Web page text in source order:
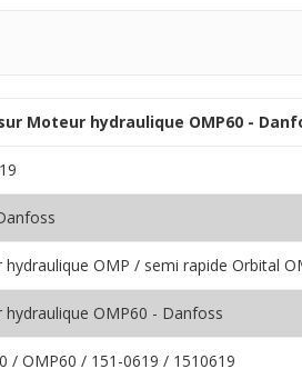
Moteur hydraulique OMP60 -
hydraulique OMP / semi rapide Orbital
hydraulique OMP60 - Danfoss
/ OMP60 / 151-0619 / 1510619